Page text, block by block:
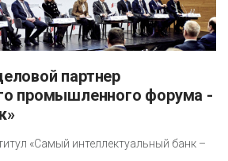
промышленного форума -
«Самый интеллектуальный банк –